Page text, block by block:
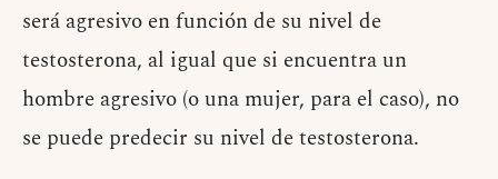
será agresivo en función de su nivel de
testosterona, al igual que si encuentra un
hombre agresivo (o una mujer, para el caso), no
se puede predecir su nivel de testosterona.